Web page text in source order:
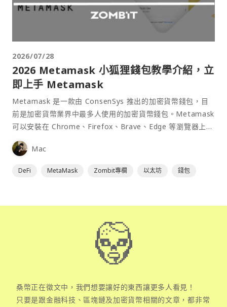
2026/07/28
2026 Metamask 小狐狸錢包教學介紹，立
即上手 Metamask
Metamask 是一款由 ConsenSys 推出的加密貨幣錢包，目
前是加密貨幣業界中最多人使用的加密貨幣錢包。Metamask
可以安裝在 Chrome、Firefox、Brave、Edge 等瀏覽器上作
為插件使用，具備許多功能且使用上非常方便。
Mac
DeFi MetaMask Zombit專欄 以太坊 錢包
桑幣正在徵文中，我們想要讓好的東西讓更多人看見！
只要是跟金融科技、區塊鏈及加密貨幣相關的文章，都非常